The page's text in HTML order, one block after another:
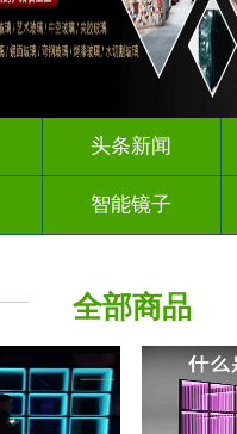
头条新闻
智能镜子
全部商品